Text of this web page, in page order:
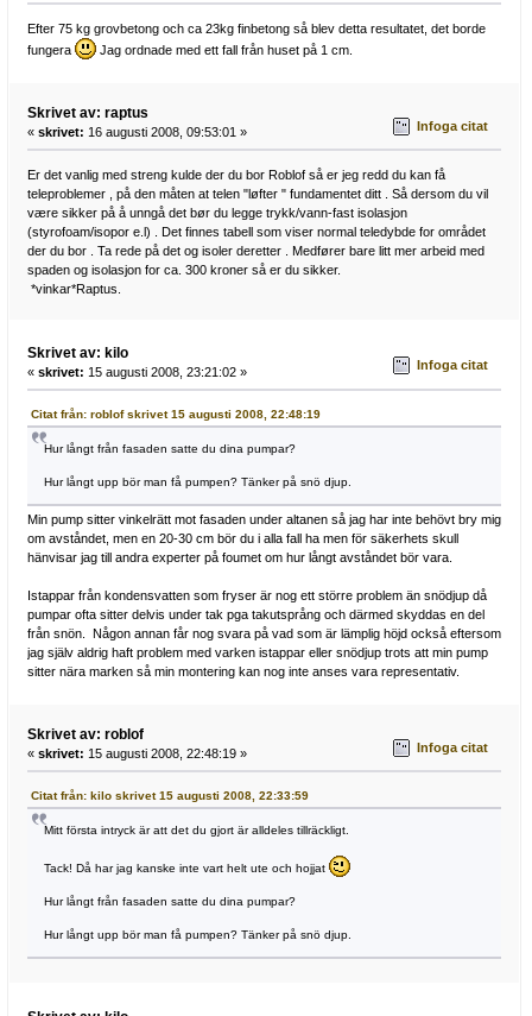
Efter 75 kg grovbetong och ca 23kg finbetong så blev detta resultatet, det borde
fungera
Jag ordnade med ett fall från huset på 1 cm.
Skrivet av: raptus
« skrivet: 16 augusti 2008, 09:53:01 » Infoga citat
Er det vanlig med streng kulde der du bor Roblof så er jeg redd du kan få
teleproblemer , på den måten at telen "løfter " fundamentet ditt . Så dersom du vil
være sikker på å unngå det bør du legge trykk/vann-fast isolasjon
(styrofoam/isopor e.l) . Det finnes tabell som viser normal teledybde for området
der du bor . Ta rede på det og isoler deretter . Medfører bare litt mer arbeid med
spaden og isolasjon for ca. 300 kroner så er du sikker.
*vinkar*Raptus.
Skrivet av: kilo
« skrivet: 15 augusti 2008, 23:21:02 » Infoga citat
Citat från: roblof skrivet 15 augusti 2008, 22:48:19
Hur långt från fasaden satte du dina pumpar?
Hur långt upp bör man få pumpen? Tänker på snö djup.
Min pump sitter vinkelrätt mot fasaden under altanen så jag har inte behövt bry mig
om avståndet, men en 20-30 cm bör du i alla fall ha men för säkerhets skull
hänvisar jag till andra experter på foumet om hur långt avståndet bör vara.
Istappar från kondensvatten som fryser är nog ett större problem än snödjup då
pumpar ofta sitter delvis under tak pga takutsprång och därmed skyddas en del
från snön. Någon annan får nog svara på vad som är lämplig höjd också eftersom
jag själv aldrig haft problem med varken istappar eller snödjup trots att min pump
sitter nära marken så min montering kan nog inte anses vara representativ.
Skrivet av: roblof
« skrivet: 15 augusti 2008, 22:48:19 » Infoga citat
Citat från: kilo skrivet 15 augusti 2008, 22:33:59
Mitt första intryck är att det du gjort är alldeles tillräckligt.
Tack! Då har jag kanske inte vart helt ute och hojjat
Hur långt från fasaden satte du dina pumpar?
Hur långt upp bör man få pumpen? Tänker på snö djup.